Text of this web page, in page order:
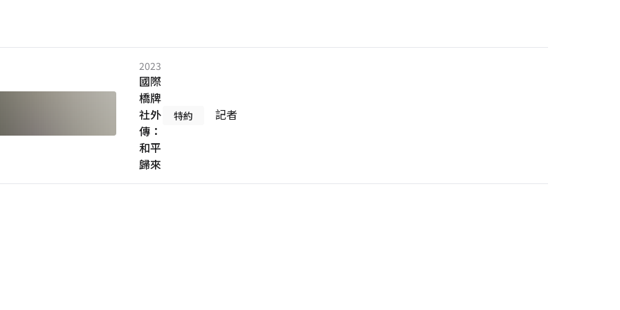
2023
國際
橋牌
社外
傳：
和平
歸來
特約 記者